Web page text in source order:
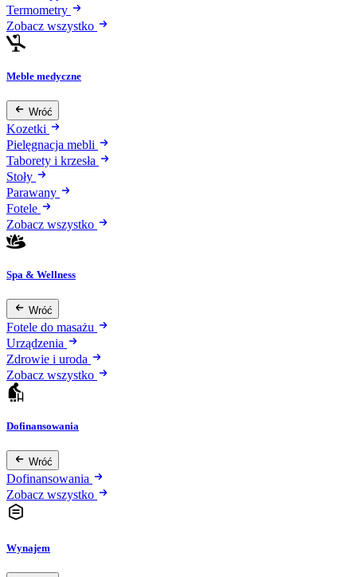
Termometry
Zobacz wszystko
Meble medyczne
Wróć
Kozetki
Pielęgnacja mebli
Taborety i krzesła
Stoły
Parawany
Fotele
Zobacz wszystko
Spa & Wellness
Wróć
Fotele do masażu
Urządzenia
Zdrowie i uroda
Zobacz wszystko
Dofinansowania
Wróć
Dofinansowania
Zobacz wszystko
Wynajem